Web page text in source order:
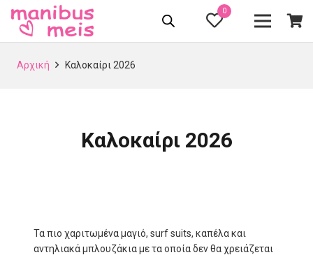
0
Αρχική Καλοκαίρι 2026
Καλοκαίρι 2026
Τα πιο χαριτωμένα μαγιό, surf suits, καπέλα και
αντηλιακά μπλουζάκια με τα οποία δεν θα χρειάζεται